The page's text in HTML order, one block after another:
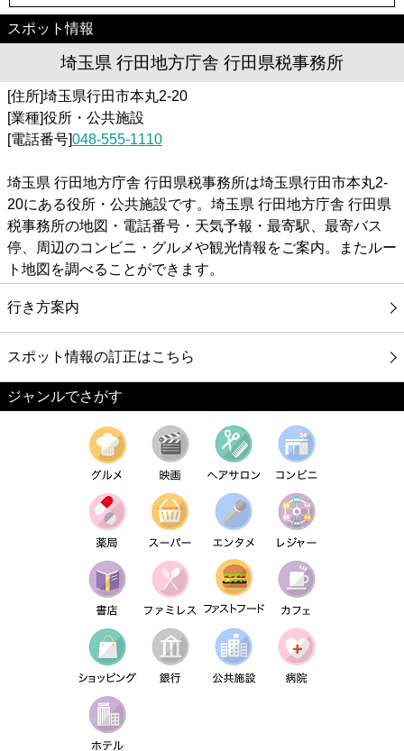
スポット情報
埼玉県 行田地方庁舎 行田県税事務所
[住所]埼玉県行田市本丸2-20
[業種]役所・公共施設
[電話番号]048-555-1110
埼玉県 行田地方庁舎 行田県税事務所は埼玉県行田市本丸2-
20にある役所・公共施設です。埼玉県 行田地方庁舎 行田県
税事務所の地図・電話番号・天気予報・最寄駅、最寄バス
停、周辺のコンビニ・グルメや観光情報をご案内。またルー
ト地図を調べることができます。
行き方案内
スポット情報の訂正はこちら
ジャンルでさがす